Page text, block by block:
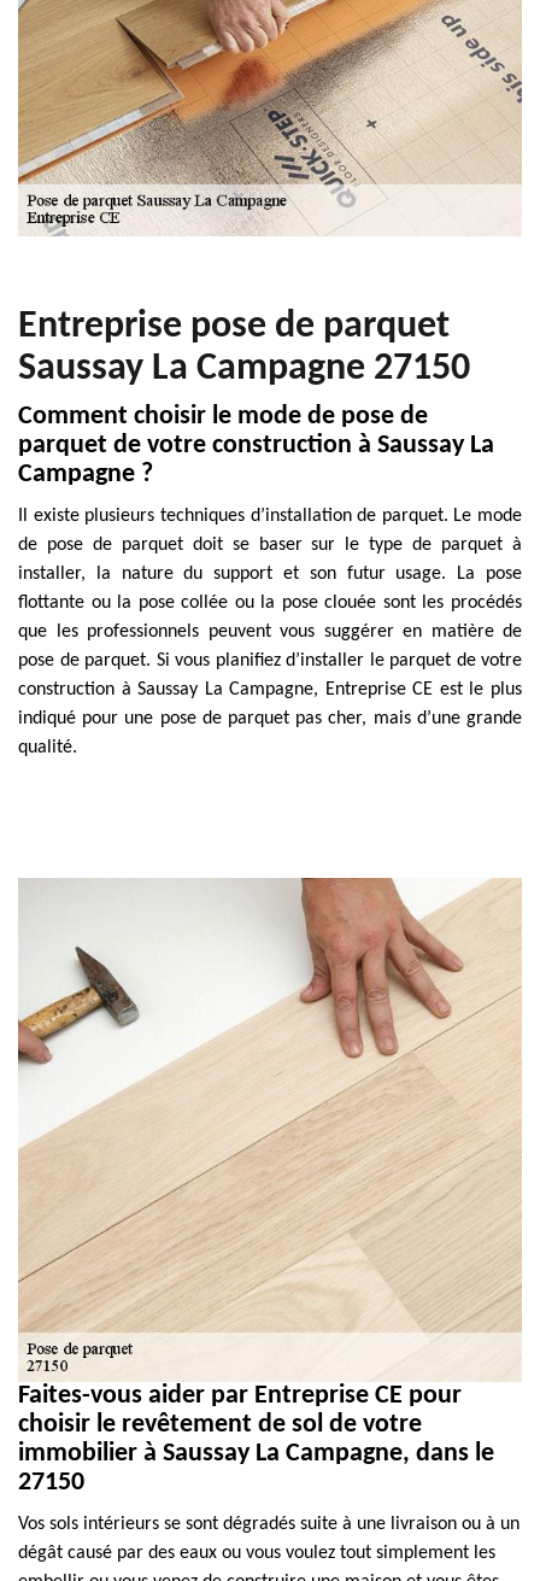
Entreprise pose de parquet
Saussay La Campagne 27150
Comment choisir le mode de pose de
parquet de votre construction à Saussay La
Campagne ?
Il existe plusieurs techniques d’installation de parquet. Le mode
de pose de parquet doit se baser sur le type de parquet à
installer, la nature du support et son futur usage. La pose
flottante ou la pose collée ou la pose clouée sont les procédés
que les professionnels peuvent vous suggérer en matière de
pose de parquet. Si vous planifiez d’installer le parquet de votre
construction à Saussay La Campagne, Entreprise CE est le plus
indiqué pour une pose de parquet pas cher, mais d’une grande
qualité.
Faites-vous aider par Entreprise CE pour
choisir le revêtement de sol de votre
immobilier à Saussay La Campagne, dans le
27150
Vos sols intérieurs se sont dégradés suite à une livraison ou à un
dégât causé par des eaux ou vous voulez tout simplement les